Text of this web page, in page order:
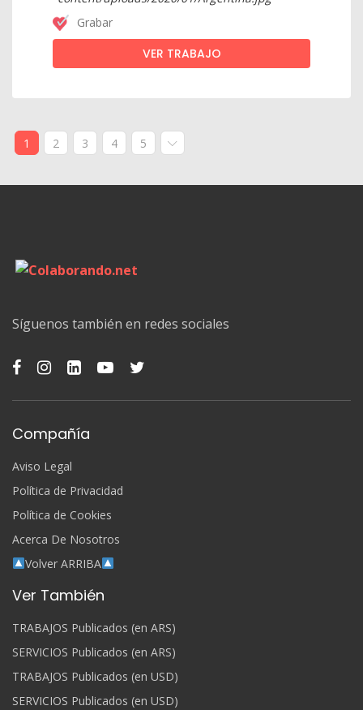
Grabar
VER TRABAJO
1 2 3 4 5
Síguenos también en redes sociales
Compañía
Aviso Legal
Política de Privacidad
Política de Cookies
Acerca De Nosotros
Volver ARRIBA
Ver También
TRABAJOS Publicados (en ARS)
SERVICIOS Publicados (en ARS)
TRABAJOS Publicados (en USD)
SERVICIOS Publicados (en USD)